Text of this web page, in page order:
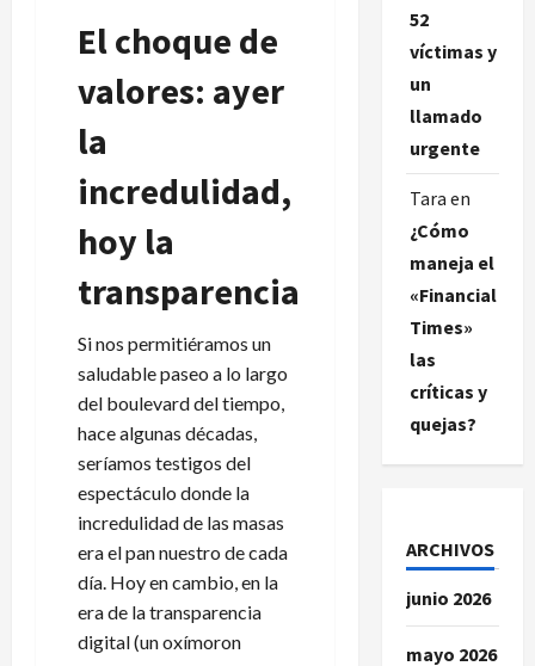
El choque de
valores: ayer
la
incredulidad,
hoy la
transparencia
Si nos permitiéramos un
saludable paseo a lo largo
del boulevard del tiempo,
hace algunas décadas,
seríamos testigos del
espectáculo donde la
incredulidad de las masas
era el pan nuestro de cada
día. Hoy en cambio, en la
era de la transparencia
digital (un oxímoron
52
víctimas y
un
llamado
urgente
Tara en
¿Cómo
maneja el
«Financial
Times»
las
críticas y
quejas?
ARCHIVOS
junio 2026
mayo 2026